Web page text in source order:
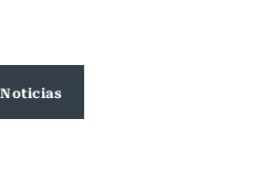
Noticias